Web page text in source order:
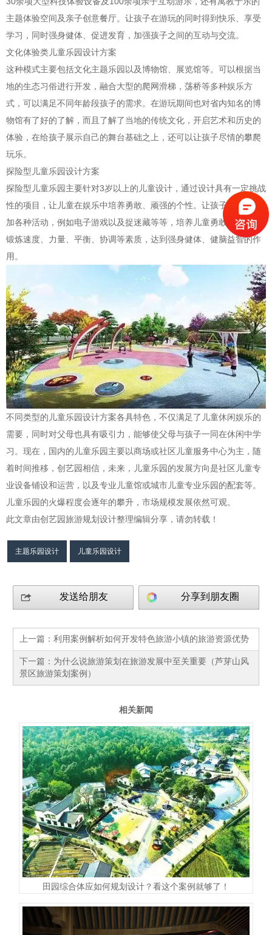
主题体验空间及亲子创意餐厅。让孩子在游玩的同时得到快乐、享受
学习，同时强身健体、促进发育，加强孩子之间的互动与交流。
文化体验类儿童乐园设计方案
这种模式主要包括文化主题乐园以及博物馆、展览馆等。可以根据当
地的生态习俗进行开发，融合大型的爬网滑梯，荡桥等多种娱乐方
式，可以满足不同年龄段孩子的需求。在游玩期间也对省内知名的博
物馆有了好的了解，而且了解了当地的传统文化，开启艺术和历史的
体验，在给孩子展示自己的舞台基础之上，还可以让孩子尽情的攀爬
玩乐。
探险型儿童乐园设计方案
探险型儿童乐园主要针对3岁以上的儿童设计，通过设计具有一定挑战
性的项目，让儿童在娱乐中培养勇敢、顽强的个性。让孩子们积极参
加各种活动，例如电子游戏以及捉迷藏等等，培养儿童勇敢的个性，
锻炼速度、力量、平衡、协调等素质，达到强身健体、健脑益智的作
用。
不同类型的儿童乐园设计方案各具特色，不仅满足了儿童休闲娱乐的
需要，同时对父母也具有吸引力，能够使父母与孩子一同在休闲中学
习。现在，国内的儿童乐园主要以商场或社区儿童服务中心为主，随
着时间推移，创艺园相信，未来，儿童乐园的发展方向是社区儿童专
业设备铺设和运营，以及专业儿童馆或城市儿童专业乐园的配套等。
儿童乐园的火爆程度会逐年的攀升，市场规模发展依然可观。
此文章由创艺园旅游规划设计整理编辑分享，请勿转载！
主题乐园设计 儿童乐园设计
发送给朋友 分享到朋友圈
上一篇： 利用案例解析​如何开发特色旅游小镇的旅游资源优势
下一篇： 为什么说​旅游策划在旅游发展中至关重要（芦芽山风
景区旅游策划案例）
相关新闻
田园综合体应如何规划设计？看这个案例就够了！